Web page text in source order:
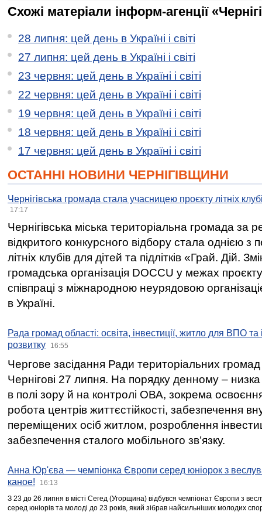
Схожі матеріали інформ-агенції
28 липня: цей день в Україні і світі
27 липня: цей день в Україні і світі
23 червня: цей день в Україні і світі
22 червня: цей день в Україні і світі
19 червня: цей день в Україні і світі
18 червня: цей день в Україні і світі
17 червня: цей день в Україні і світі
ОСТАННІ НОВИНИ ЧЕРНІГІВЩИНИ
Чернігівська громада стала учасницею проєкту літніх
17:17
Чернігівська міська територіальна громада за
відкритого конкурсного відбору стала однією
літніх клубів для дітей та підлітків «Грай. Дій.
громадська організація DOCCU у межах
співпраці з міжнародною неурядовою
в Україні.
Рада громад області: освіта, інвестиції, житло для ВПО
розвитку
16:55
Чергове засідання Ради територіальних громад
Чернігові 27 липня. На порядку денному –
в полі зору й на контролі ОВА, зокрема освоєння
робота центрів життєстійкості, забезпечення
переміщених осіб житлом, розроблення
забезпечення сталого мобільного зв’язку.
Анна Юр'єва — чемпіонка Європи серед юніорок з
каное!
16:13
З 23 до 26 липня в місті Сегед (Угорщина) відбувся чемпіонат Європи з
серед юніорів та молоді до 23 років, який зібрав найсильніших молодих